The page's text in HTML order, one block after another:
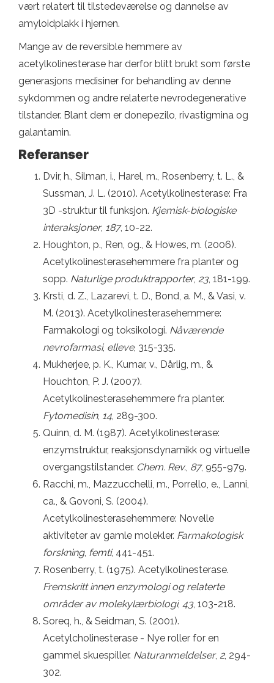
vært relatert til tilstedeværelse og dannelse av
amyloidplakk i hjernen.
Mange av de reversible hemmere av
acetylkolinesterase har derfor blitt brukt som første
generasjons medisiner for behandling av denne
sykdommen og andre relaterte nevrodegenerative
tilstander. Blant dem er donepezilo, rivastigmina og
galantamin.
Referanser
Dvir, h., Silman, i., Harel, m., Rosenberry, t. L., &
Sussman, J. L. (2010). Acetylkolinesterase: Fra
3D -struktur til funksjon. Kjemisk-biologiske
interaksjoner, 187, 10-22.
Houghton, p., Ren, og., & Howes, m. (2006).
Acetylkolinesterasehemmere fra planter og
sopp. Naturlige produktrapporter, 23, 181-199.
Krsti, d. Z., Lazarevi, t. D., Bond, a. M., & Vasi, v.
M. (2013). Acetylkolinesterasehemmere:
Farmakologi og toksikologi. Nåværende
nevrofarmasi, elleve, 315-335.
Mukherjee, p. K., Kumar, v., Dårlig, m., &
Houchton, P. J. (2007).
Acetylkolinesterasehemmere fra planter.
Fytomedisin, 14, 289-300.
Quinn, d. M. (1987). Acetylkolinesterase:
enzymstruktur, reaksjonsdynamikk og virtuelle
overgangstilstander. Chem. Rev., 87, 955-979.
Racchi, m., Mazzucchelli, m., Porrello, e., Lanni,
ca., & Govoni, S. (2004).
Acetylkolinesterasehemmere: Novelle
aktiviteter av gamle molekler. Farmakologisk
forskning, femti, 441-451.
Rosenberry, t. (1975). Acetylkolinesterase.
Fremskritt innen enzymologi og relaterte
områder av molekylærbiologi, 43, 103-218.
Soreq, h., & Seidman, S. (2001).
Acetylcholinesterase - Nye roller for en
gammel skuespiller. Naturanmeldelser, 2, 294-
302.